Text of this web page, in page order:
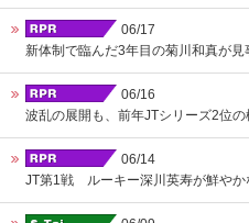
06/17
新体制で臨んだ3年目の菊川和真が見
06/16
波乱の展開も、前年JTシリーズ2位
06/14
JT第1戦 ルーキー深川英寿が鮮やか